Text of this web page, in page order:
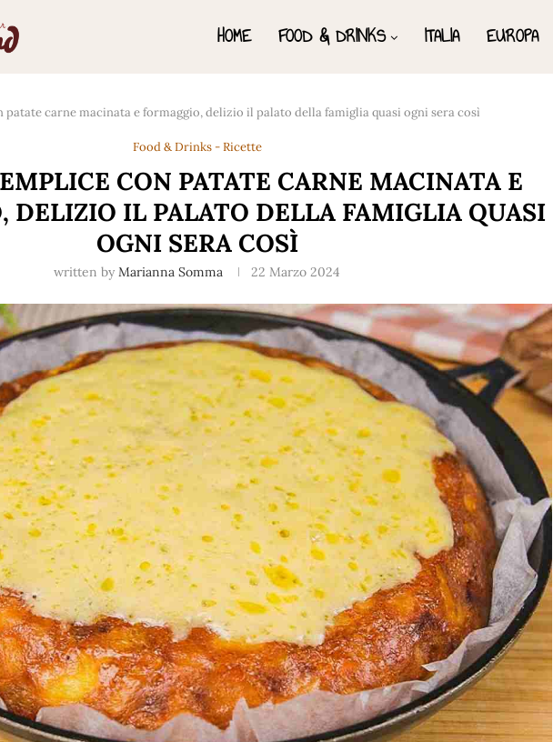
HOME FOOD & DRINKS ITALIA EUROPA
patate carne macinata e formaggio, delizio il palato della famiglia quasi ogni sera così
Food & Drinks - Ricette
CON PATATE CARNE MACINATA E
DELIZIO IL PALATO DELLA FAMIGLIA QUASI
OGNI SERA COSÌ
written byMarianna Somma 22 Marzo 2024